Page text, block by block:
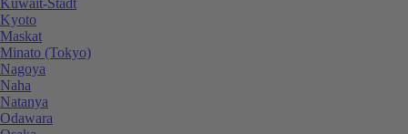
Kyoto
Maskat
Minato (Tokyo)
Nagoya
Naha
Natanya
Odawara